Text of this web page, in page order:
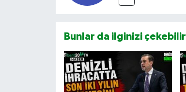
Bunlar da ilginizi çekebilir